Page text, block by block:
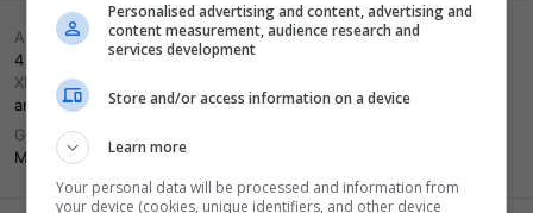
Aniversário
4 Abril 1992 (Idade: 34)
Xbox Live GamerTag
andreluizf
Gênero
Masculino
Personalised advertising and content, advertising and
content measurement, audience research and
services development
Store and/or access information on a device
Learn more
Your personal data will be processed and information from
your device (cookies, unique identifiers, and other device